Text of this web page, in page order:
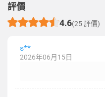
評價
4.6(25 評價)
s**
2026年06月15日